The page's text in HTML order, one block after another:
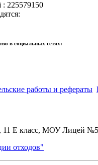
: 225579150
в социальных сетях:
работы и рефераты
, 11 E класс, МОУ Лицей
отходов"